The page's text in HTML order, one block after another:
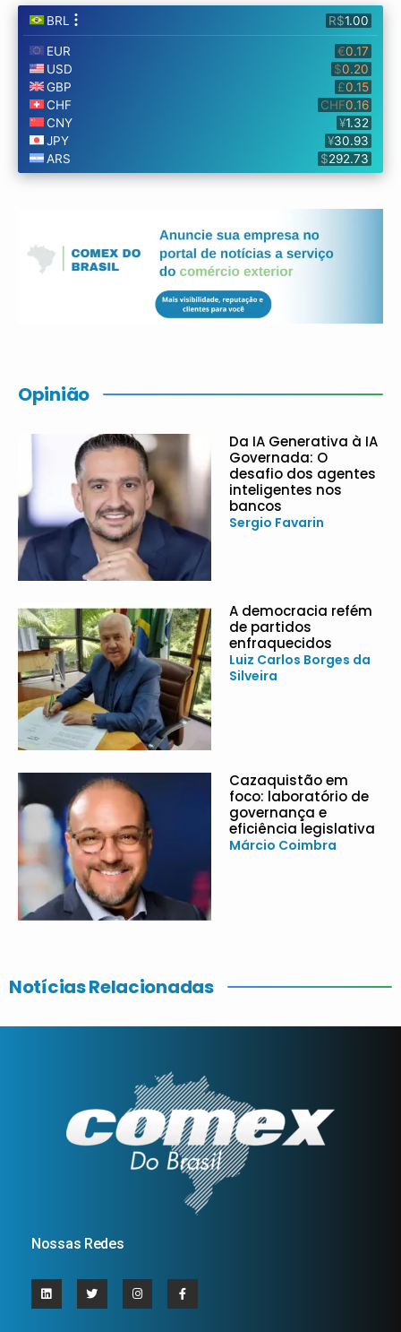
Opinião
Da IA Generativa à IA
Governada: O
desafio dos agentes
inteligentes nos
bancos
Sergio Favarin
A democracia refém
de partidos
enfraquecidos
Luiz Carlos Borges da
Silveira
Cazaquistão em
foco: laboratório de
governança e
eficiência legislativa
Márcio Coimbra
Notícias Relacionadas
Nossas Redes